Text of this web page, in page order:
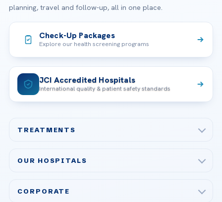
planning, travel and follow-up, all in one place.
Check-Up Packages
Explore our health screening programs
JCI Accredited Hospitals
International quality & patient safety standards
TREATMENTS
Bariatric & Metabolic Surgery
OUR HOSPITALS
CORPORATE